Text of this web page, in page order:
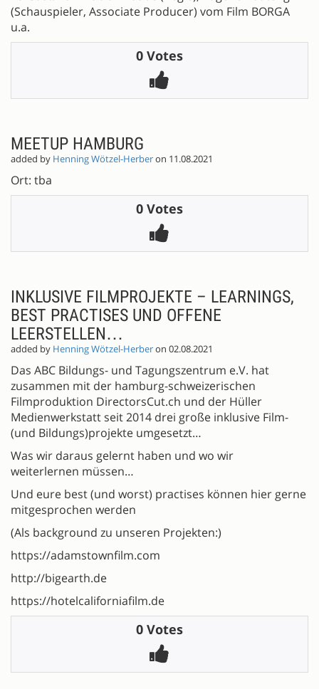
(Schauspieler, Associate Producer) vom Film BORGA
u.a.
0 Votes
MEETUP HAMBURG
added by Henning Wötzel-Herberon 11.08.2021
Ort: tba
0 Votes
INKLUSIVE FILMPROJEKTE – LEARNINGS,
BEST PRACTISES UND OFFENE
LEERSTELLEN…
added by Henning Wötzel-Herberon 02.08.2021
Das ABC Bildungs- und Tagungszentrum e.V. hat
zusammen mit der hamburg-schweizerischen
Filmproduktion DirectorsCut.ch und der Hüller
Medienwerkstatt seit 2014 drei große inklusive Film-
(und Bildungs)projekte umgesetzt…
Was wir daraus gelernt haben und wo wir
weiterlernen müssen…
Und eure best (und worst) practises können hier gerne
mitgesprochen werden
(Als background zu unseren Projekten:)
https://adamstownfilm.com
http://bigearth.de
https://hotelcaliforniafilm.de
0 Votes